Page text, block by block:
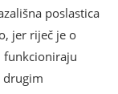
poslastica
jer riječ je o
funkcioniraju
drugim